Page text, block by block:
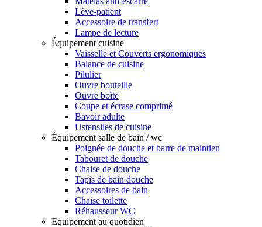
Lève-patient
Accessoire de transfert
Lampe de lecture
Équipement cuisine
Vaisselle et Couverts ergonomiques
Balance de cuisine
Pilulier
Ouvre bouteille
Ouvre boîte
Coupe et écrase comprimé
Bavoir adulte
Ustensiles de cuisine
Équipement salle de bain / wc
Poignée de douche et barre de maintien
Tabouret de douche
Chaise de douche
Tapis de bain douche
Accessoires de bain
Chaise toilette
Réhausseur WC
Equipement au quotidien